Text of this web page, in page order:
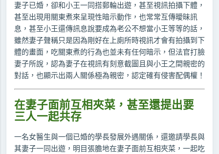
妻子已婚，卻和小王一同搭郵輪出遊，甚至視訊拍攝下體，
甚至出現用關東煮來呈現性暗示動作，也常常互傳曖昧訊
息，甚至小王還傳訊息說要成為老公不想當小王等等的話，
雖然妻子聲稱只是因為剛好在上廁所時視訊才會有拍攝到下
體的畫面，吃關東煮的行為也並未有任何暗示，但法官打臉
妻子所說，認為妻子在視訊有刻意截圖且與小王之間親密的
對話，也顯示出兩人關係極為親密，認定確有侵害配偶權！
在妻子面前互相夾菜，甚至還提出要
三人一起共存
一名女醫生與一個已婚的學長發展外遇關係，還邀請學長與
其妻子一同出遊，明目張膽地在妻子面前互相夾菜，一起吃